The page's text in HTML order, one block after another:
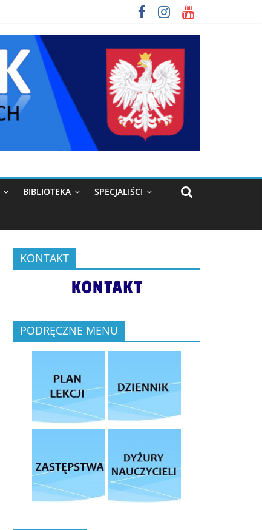
BIBLIOTEKA SPECJALIŚCI
KONTAKT
PODRĘCZNE MENU